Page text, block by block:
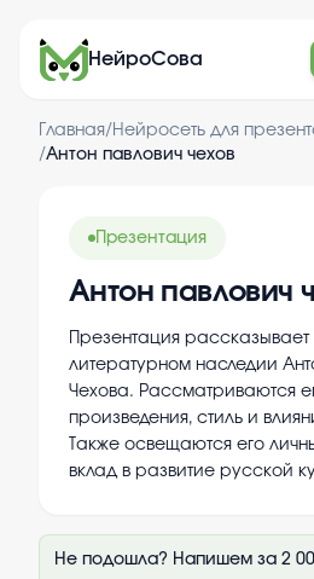
НейроСова
Главная/ Нейросеть для
/Антон павлович чехов
Презентация
Антон павлович
Презентация
литературном наследии
Чехова. Рассматриваются
произведения, стиль и
Также освещаются его
вклад в развитие русской
Не подошла? Напишем за 2